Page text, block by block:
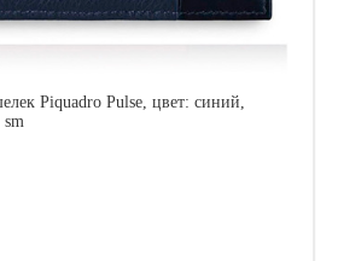
Piquadro Pulse, цвет: синий,
sm